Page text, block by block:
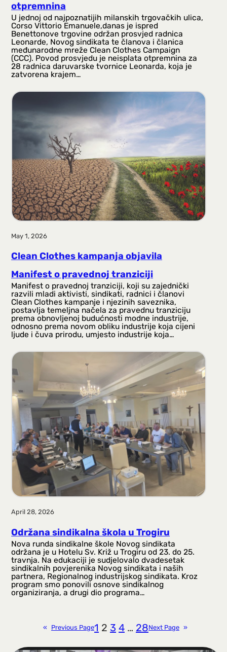
otpremnina
U jednoj od najpoznatijih milanskih trgovačkih ulica,
Corso Vittorio Emanuele,danas je ispred
Benettonove trgovine održan prosvjed radnica
Leonarde, Novog sindikata te članova i članica
međunarodne mreže Clean Clothes Campaign
(CCC). Povod prosvjedu je neisplata otpremnina za
28 radnica daruvarske tvornice Leonarda, koja je
zatvorena krajem…
May 1, 2026
Clean Clothes kampanja objavila
Manifest o pravednoj tranziciji
Manifest o pravednoj tranziciji, koji su zajednički
razvili mladi aktivisti, sindikati, radnici i članovi
Clean Clothes kampanje i njezinih saveznika,
postavlja temeljna načela za pravednu tranziciju
prema obnovljenoj budućnosti modne industrije,
odnosno prema novom obliku industrije koja cijeni
ljude i čuva prirodu, umjesto industrije koja…
April 28, 2026
Održana sindikalna škola u Trogiru
Nova runda sindikalne škole Novog sindikata
održana je u Hotelu Sv. Križ u Trogiru od 23. do 25.
travnja. Na edukaciji je sudjelovalo dvadesetak
sindikalnih povjerenika Novog sindikata i naših
partnera, Regionalnog industrijskog sindikata. Kroz
program smo ponovili osnove sindikalnog
organiziranja, a drugi dio programa…
« Previous Page1 2 3 4 … 28Next Page »